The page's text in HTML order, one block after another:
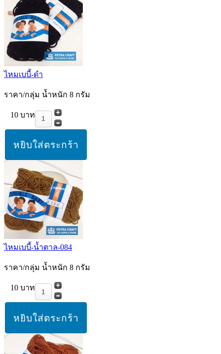
ไหมเบบี้-ดำ
ราคา/กลุ่ม น้ำหนัก 8 กรัม
10 บาท
ไหมเบบี้-น้ำตาล-084
ราคา/กลุ่ม น้ำหนัก 8 กรัม
10 บาท